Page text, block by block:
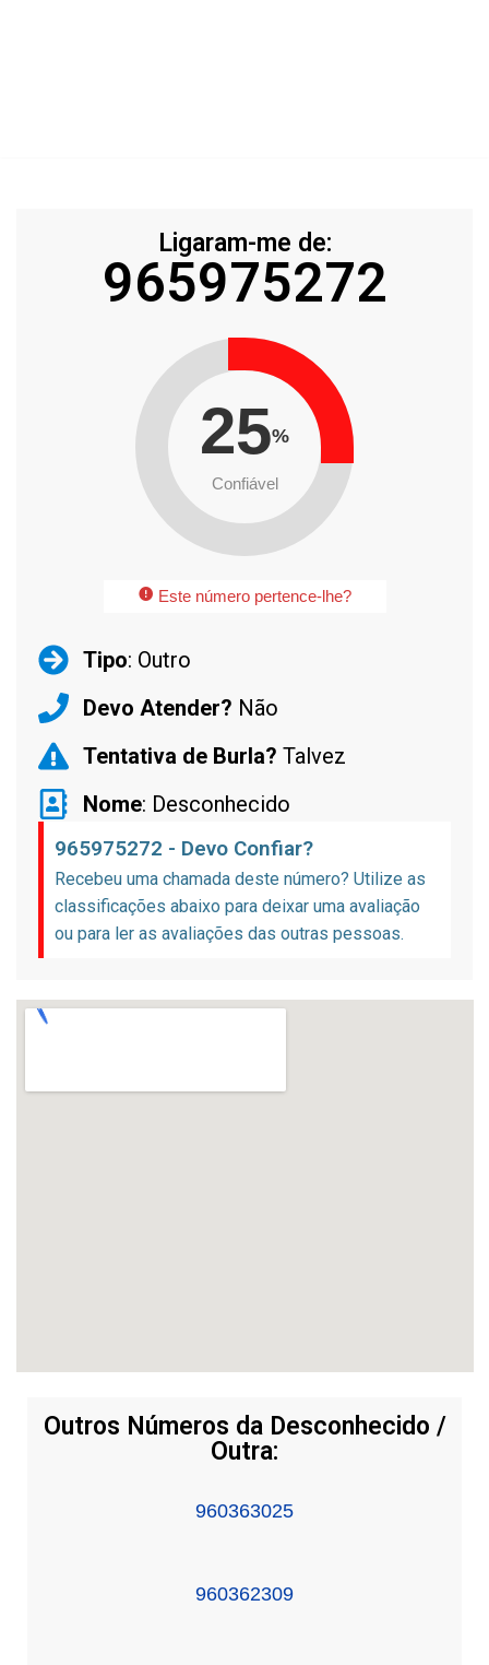
Ligaram-me de:
965975272
25%
Confiável
Este número pertence-lhe?
Tipo: Outro
Devo Atender? Não
Tentativa de Burla? Talvez
Nome: Desconhecido
965975272 - Devo Confiar?
Recebeu uma chamada deste número? Utilize as
classificações abaixo para deixar uma avaliação
ou para ler as avaliações das outras pessoas.
Outros Números da Desconhecido /
Outra:
960363025
960362309